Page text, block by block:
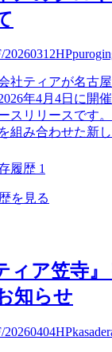
社ティアが名古
年4月4日に開
スリリースです
組み合わせた新
履歴 1
を見る
ィア笠寺
知らせ